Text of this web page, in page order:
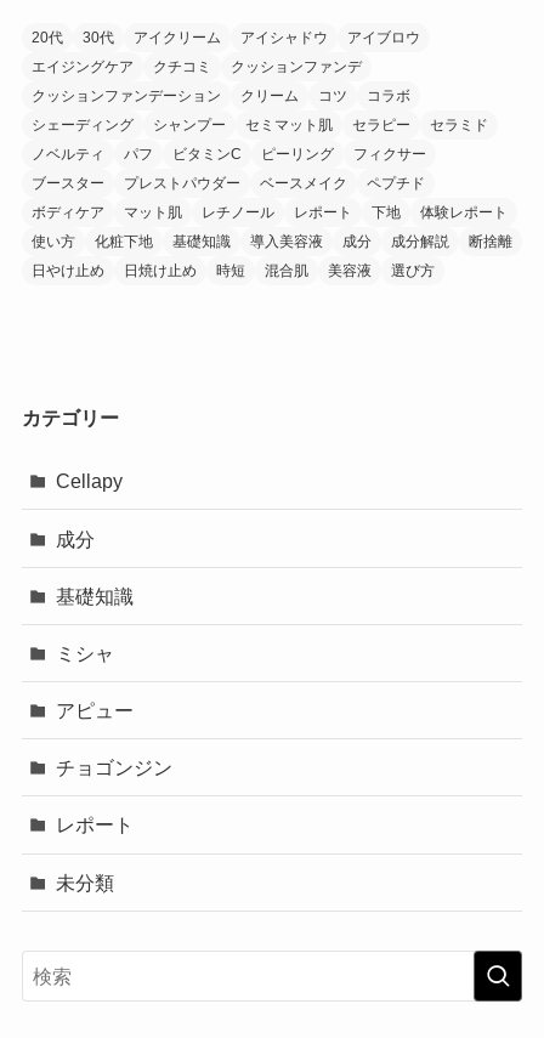
20代 30代 アイクリーム アイシャドウ
アイブロウ
エイジングケア
クチコミ
クッションファンデ
クッションファンデーション
クリーム コツ
コラボ
シェーディング
シャンプー セミマット肌 セラピー
セラミド
ノベルティ
パフ ビタミンC ピーリング
フィクサー
ブースター
プレストパウダー ベースメイク
ペプチド
ボディケア
マット肌 レチノール レポート 下地
体験レポート
使い方
化粧下地 基礎知識 導入美容液 成分 成分解説
断捨離
日やけ止め
日焼け止め 時短 混合肌 美容液 選び方
カテゴリー
Cellapy
成分
基礎知識
ミシャ
アピュー
チョゴンジン
レポート
未分類